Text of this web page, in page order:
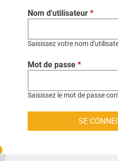
Nom d'utilisateur *
Saisissez votre nom
Mot de passe *
Saisissez le mot de passe